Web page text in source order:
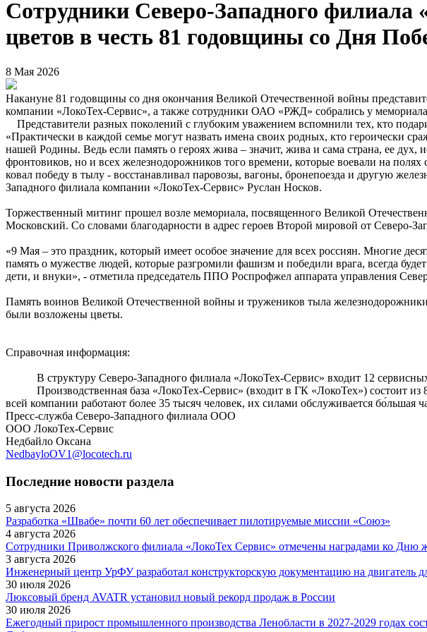
Сотрудники Северо-Западного филиала
цветов в честь 81 годовщины со Дня
8 Мая 2026
Накануне 81 годовщины со дня окончания Великой Отечественной войны
компании «ЛокоТех-Сервис», а также сотрудники ОАО «РЖД» собрались у
Представители разных поколений с глубоким уважением вспомнили тех, кто
«Практически в каждой семье могут назвать имена своих родных, кто героически
нашей Родины. Ведь если память о героях жива – значит, жива и сама страна, ее
фронтовиков, но и всех железнодорожников того времени, которые воевали на
ковал победу в тылу - восстанавливал паровозы, вагоны, бронепоезда и другую
Западного филиала компании «ЛокоТех-Сервис» Руслан Носков.
Торжественный митинг прошел возле мемориала, посвященного Великой
Московский. Со словами благодарности в адрес героев Второй мировой от
«9 Мая – это праздник, который имеет особое значение для всех россиян. Многие
память о мужестве людей, которые разгромили фашизм и победили врага, всегда
дети, и внуки», - отметила председатель ППО Роспрофжел аппарата управления
Память воинов Великой Отечественной войны и тружеников тыла
были возложены цветы.
Справочная информация:
В структуру Северо-Западного филиала «ЛокоТех-Сервис» входит 12
Производственная база «ЛокоТех-Сервис» (входит в ГК «ЛокоТех») состоит из
всей компании работают более 35 тысяч человек, их силами обслуживается
Пресс-служба Северо-Западного филиала ООО
ООО ЛокоТех-Сервис
Недбайло Оксана
NedbayloOV1@locotech.ru
Последние новости раздела
5 августа 2026
Разработка «Швабе» почти 60 лет обеспечивает пилотируемые миссии «Союз»
4 августа 2026
Сотрудники Приволжского филиала «ЛокоТех Сервис» отмечены наградами ко Дню
3 августа 2026
Инженерный центр УрФУ разработал конструкторскую документацию на двигатель
30 июля 2026
Люксовый бренд AVATR установил новый рекорд продаж в России
30 июля 2026
Ежегодный прирост промышленного производства Ленобласти в 2027-2029 годах